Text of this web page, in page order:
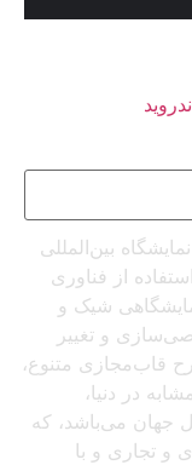
بین‌المللی
از فناوری
شیک و
و تغییر
قاب‌مجازی متنوع،
در دنیا،
جهان می‌باشد، که
نمایشگاه هنری و تجاری و با